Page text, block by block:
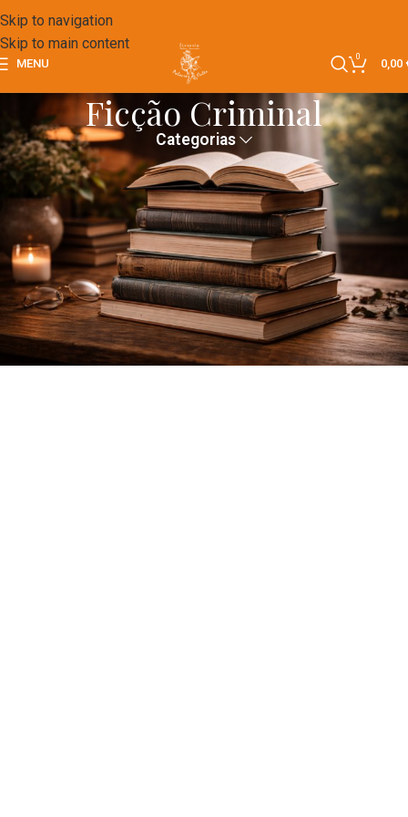
Skip to navigation
Skip to main content
MENU
0
0,00
Ficção Criminal
Categorias